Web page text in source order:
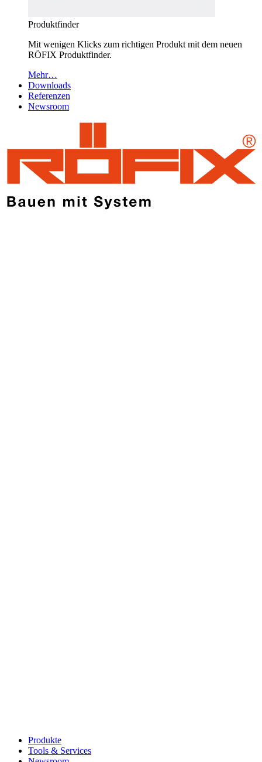
Produktfinder
Mit wenigen Klicks zum richtigen Produkt mit dem neuen
RÖFIX Produktfinder.
Mehr…
Downloads
Referenzen
Newsroom
Produkte
Tools & Services